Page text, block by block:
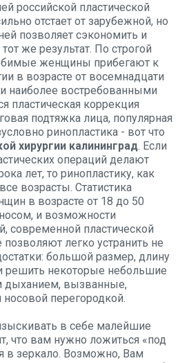
российской пластической
отстает от зарубежной, но
позволяет сэкономить и
же результат. По строгой
женщины прибегают к
в возрасте от восемнадцати
наиболее востребованными
пластическая коррекция
подтяжка лица, популярная
ринопластика - вот что
хирургии калининград. Если
операций делают
лет, то ринопластику, как
возрасты. Статистика
в возрасте от 18 до 50
и возможности
современной пластической
легко устранить не
большой размер, длину
решить некоторые небольшие
вызванные,
носовой перегородкой.
в себе малейшие
что вам нужно ложиться «под
в зеркало. Возможно, Вам